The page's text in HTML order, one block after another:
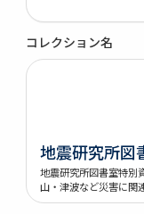
コレクション名
地震研究所図
地震研究所図書室特別
山・津波など災害に関